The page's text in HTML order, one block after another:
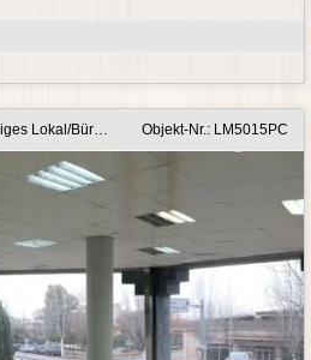
Manacor: Modernes grossräumiges Lokal/Büro/Praxis/Gewerbeimmobilie in Bestlage Objekt-Nr.: LM5015PC